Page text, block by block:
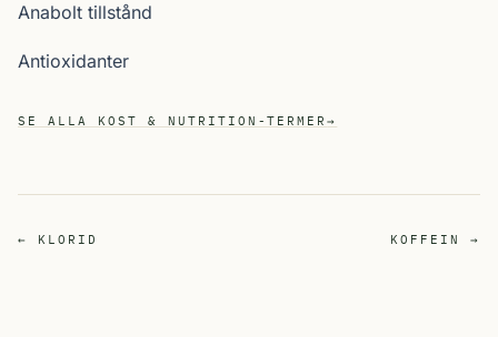
Anabolt tillstånd
Antioxidanter
SE ALLA KOST & NUTRITION-TERMER→
← KLORID KOFFEIN →